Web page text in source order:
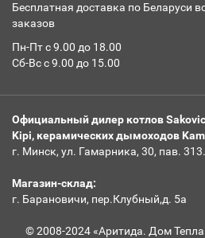
Бесплатная доставка по Беларуси
заказов
Пн-Пт с 9.00 до 18.00
Сб-Вс с 9.00 до 15.00
Официальный дилер котлов
Kipi, керамических дымоходов
г. Минск, ул. Гамарника, 30, пав. 313.
Магазин-склад:
г. Барановичи, пер.Клубный,д. 5а
© 2008-2024 «Аритида. Дом